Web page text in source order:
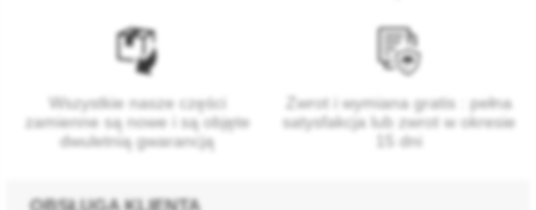
Wszystkie nasze części
zamienne są nowe i są objęte
dwuletnią gwarancją
Zwrot i wymiana gratis : pełna
satysfakcja lub zwrot w okresie
15 dni
OBSŁUGA KLIENTA